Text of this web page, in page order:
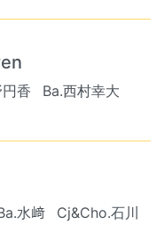
香
Ba.西村幸大
水﨑 Cj&Cho.石川